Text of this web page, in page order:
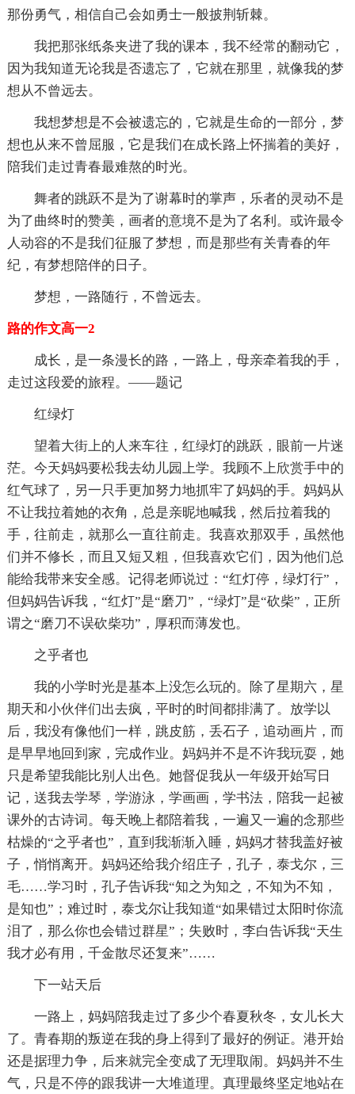
那份勇气，相信自己会如勇士一般披荆斩棘。
我把那张纸条夹进了我的课本，我不经常的翻动它，
因为我知道无论我是否遗忘了，它就在那里，就像我的梦
想从不曾远去。
我想梦想是不会被遗忘的，它就是生命的一部分，梦
想也从来不曾屈服，它是我们在成长路上怀揣着的美好，
陪我们走过青春最难熬的时光。
舞者的跳跃不是为了谢幕时的掌声，乐者的灵动不是
为了曲终时的赞美，画者的意境不是为了名利。或许最令
人动容的不是我们征服了梦想，而是那些有关青春的年
纪，有梦想陪伴的日子。
梦想，一路随行，不曾远去。
路的作文高一2
成长，是一条漫长的路，一路上，母亲牵着我的手，
走过这段爱的旅程。——题记
红绿灯
望着大街上的人来车往，红绿灯的跳跃，眼前一片迷
茫。今天妈妈要松我去幼儿园上学。我顾不上欣赏手中的
红气球了，另一只手更加努力地抓牢了妈妈的手。妈妈从
不让我拉着她的衣角，总是亲昵地喊我，然后拉着我的
手，往前走，就那么一直往前走。我喜欢那双手，虽然他
们并不修长，而且又短又粗，但我喜欢它们，因为他们总
能给我带来安全感。记得老师说过：“红灯停，绿灯行”，
但妈妈告诉我，“红灯”是“磨刀”，“绿灯”是“砍柴”，正所
谓之“磨刀不误砍柴功”，厚积而薄发也。
之乎者也
我的小学时光是基本上没怎么玩的。除了星期六，星
期天和小伙伴们出去疯，平时的时间都排满了。放学以
后，我没有像他们一样，跳皮筋，丢石子，追动画片，而
是早早地回到家，完成作业。妈妈并不是不许我玩耍，她
只是希望我能比别人出色。她督促我从一年级开始写日
记，送我去学琴，学游泳，学画画，学书法，陪我一起被
课外的古诗词。每天晚上都陪着我，一遍又一遍的念那些
枯燥的“之乎者也”，直到我渐渐入睡，妈妈才替我盖好被
子，悄悄离开。妈妈还给我介绍庄子，孔子，泰戈尔，三
毛……学习时，孔子告诉我“知之为知之，不知为不知，
是知也”；难过时，泰戈尔让我知道“如果错过太阳时你流
泪了，那么你也会错过群星”；失败时，李白告诉我“天生
我才必有用，千金散尽还复来”……
下一站天后
一路上，妈妈陪我走过了多少个春夏秋冬，女儿长大
了。青春期的叛逆在我的身上得到了最好的例证。港开始
还是据理力争，后来就完全变成了无理取闹。妈妈并不生
气，只是不停的跟我讲一大堆道理。真理最终坚定地站在